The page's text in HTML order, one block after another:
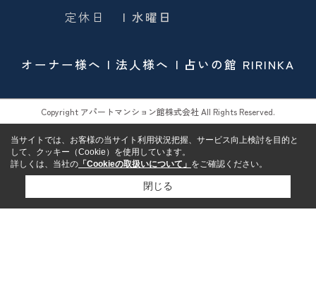
定休日
| 水曜日
オーナー様へ 法人様へ 占いの館 RIRINKA
Copyright アパートマンション館株式会社 All Rights Reserved.
当サイトでは、お客様の当サイト利用状況把握、サービス向上検討を目的と
して、クッキー（Cookie）を使用しています。
詳しくは、当社の 「Cookieの取扱いについて」 をご確認ください。
閉じる